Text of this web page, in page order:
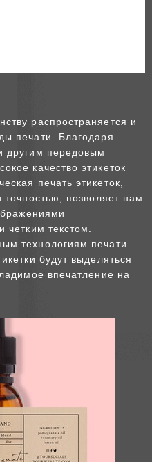
распространяется и
печати. Благодаря
другим передовым
качество этикеток
печать этикеток,
точностью, позволяет нам
четким текстом.
технологиям печати
будут выделяться
впечатление на